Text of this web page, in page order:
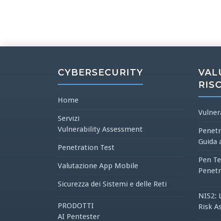
CYBERSECURITY
Home
Servizi
Vulnerability Assessment
Penetration Test
Valutazione App Mobile
Sicurezza dei Sistemi e delle Reti
PRODOTTI
AI Pentester
Guida
Pen
NIS2:
Risk